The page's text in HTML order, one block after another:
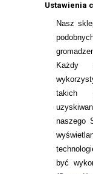
Ustawienia
Nasz
Każdy
takich
naszego
być
JAK